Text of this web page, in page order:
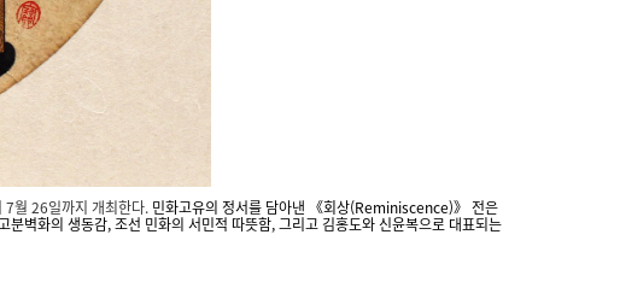
7월 26일까지 개최한다. 민화고유의 정서를 담아낸 《회상(Reminiscence)》 전은
벽화의 생동감, 조선 민화의 서민적 따뜻함, 그리고 김홍도와 신윤복으로 대표되는